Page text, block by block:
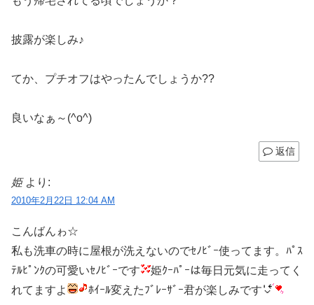
披露が楽しみ♪
てか、プチオフはやったんでしょうか??
良いなぁ～(^o^)
返信
姫 より:
2010年2月22日 12:04 AM
こんばんゎ☆
私も洗車の時に屋根が洗えないのでｾﾉﾋﾞｰ使ってます。ﾊﾟｽ
ﾃﾙﾋﾟﾝｸの可愛いｾﾉﾋﾞｰです
姫ｸｰﾊﾟｰは毎日元気に走ってく
れてますよ
ﾎｲｰﾙ変えたﾌﾞﾚｰｻﾞｰ君が楽しみです